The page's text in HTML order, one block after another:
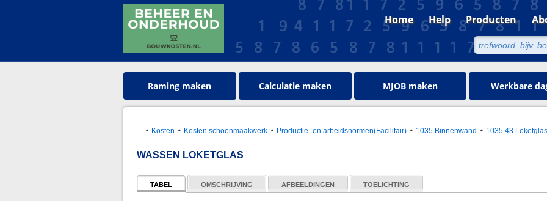
Home Help Producten
Raming maken Calculatie maken MJOB maken Werkbare
Kosten Kosten schoonmaakwerk Productie- en arbeidsnormen(Facilitair) 1035 Binnenwand 1035.43 Loketglas
WASSEN LOKETGLAS
TABEL OMSCHRIJVING AFBEELDINGEN
TOELICHTING